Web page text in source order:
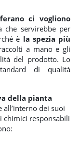
ci vogliono
che servirebbe per
è la spezia più
a mano e gli
del prodotto. Lo
di qualità
della pianta
all’interno dei suoi
chimici responsabili